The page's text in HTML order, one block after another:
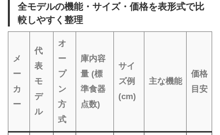
全モデルの機能・サイズ・価格を表形式で比
較しやすく整理
メ
ー
カ
ー
代
表
モ
デ
ル
オ
ー
プ
ン
方
式
庫内容
量 (標
準食器
点数)
サイ
ズ例
(cm)
主な機能
価格
目安